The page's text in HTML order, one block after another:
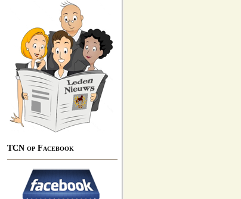
TCN op Facebook